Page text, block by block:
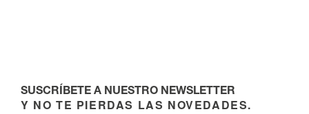
SUSCRÍBETE A NUESTRO NEWSLETTER
Y NO TE PIERDAS LAS NOVEDADES.